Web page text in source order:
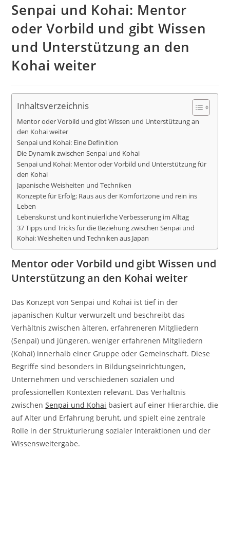
Senpai und Kohai: Mentor
oder Vorbild und gibt Wissen
und Unterstützung an den
Kohai weiter
Inhaltsverzeichnis
Mentor oder Vorbild und gibt Wissen und Unterstützung an
den Kohai weiter
Senpai und Kohai: Eine Definition
Die Dynamik zwischen Senpai und Kohai
Senpai und Kohai: Mentor oder Vorbild und Unterstützung für
den Kohai
Japanische Weisheiten und Techniken
Konzepte für Erfolg: Raus aus der Komfortzone und rein ins
Leben
Lebenskunst und kontinuierliche Verbesserung im Alltag
37 Tipps und Tricks für die Beziehung zwischen Senpai und
Kohai: Weisheiten und Techniken aus Japan
Mentor oder Vorbild und gibt Wissen und
Unterstützung an den Kohai weiter
Das Konzept von Senpai und Kohai ist tief in der
japanischen Kultur verwurzelt und beschreibt das
Verhältnis zwischen älteren, erfahreneren Mitgliedern
(Senpai) und jüngeren, weniger erfahrenen Mitgliedern
(Kohai) innerhalb einer Gruppe oder Gemeinschaft. Diese
Begriffe sind besonders in Bildungseinrichtungen,
Unternehmen und verschiedenen sozialen und
professionellen Kontexten relevant. Das Verhältnis
zwischenSenpai und Kohai basiert auf einer Hierarchie, die
auf Alter und Erfahrung beruht, und spielt eine zentrale
Rolle in der Strukturierung sozialer Interaktionen und der
Wissensweitergabe.